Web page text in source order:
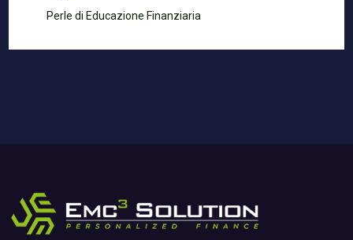
Perle di Educazione Finanziaria